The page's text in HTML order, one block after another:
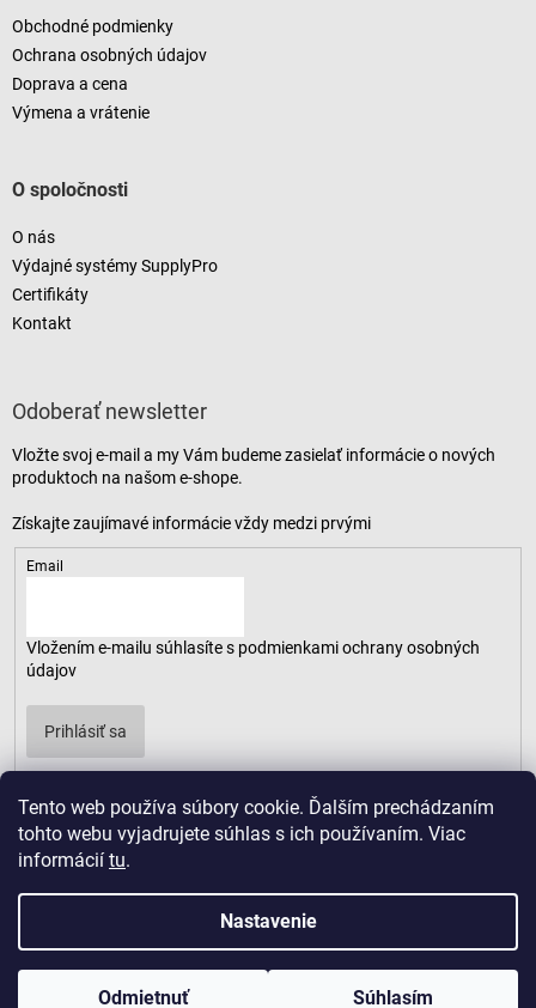
Tento web používa súbory cookie. Ďalším prechádzaním
tohto webu vyjadrujete súhlas s ich používaním. Viac
informácií tu.
Nastavenie
Odmietnuť Súhlasím
Obchodné podmienky
Ochrana osobných údajov
Doprava a cena
Výmena a vrátenie
O spoločnosti
O nás
Výdajné systémy SupplyPro
Certifikáty
Kontakt
Odoberať newsletter
Vložte svoj e-mail a my Vám budeme zasielať informácie o nových
produktoch na našom e-shope.
Email
Vložením e-mailu súhlasíte s podmienkami ochrany osobných
údajov
Prihlásiť sa
Copyright 2026 . Všetky práva vyhradené.